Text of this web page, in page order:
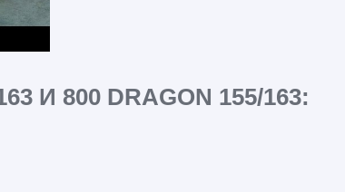
И 800 DRAGON 155/163: